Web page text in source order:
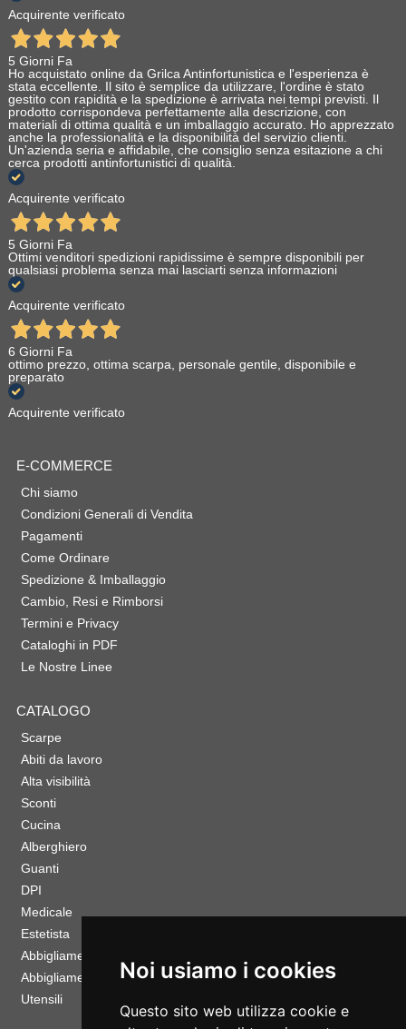
Noi usiamo i cookies
Questo sito web utilizza cookie e
Acquirente verificato
5 Giorni Fa
Ho acquistato online da Grilca Antinfortunistica e l'esperienza è
stata eccellente. Il sito è semplice da utilizzare, l'ordine è stato
gestito con rapidità e la spedizione è arrivata nei tempi previsti. Il
prodotto corrispondeva perfettamente alla descrizione, con
materiali di ottima qualità e un imballaggio accurato. Ho apprezzato
anche la professionalità e la disponibilità del servizio clienti.
Un'azienda seria e affidabile, che consiglio senza esitazione a chi
cerca prodotti antinfortunistici di qualità.
Acquirente verificato
5 Giorni Fa
Ottimi venditori spedizioni rapidissime è sempre disponibili per
qualsiasi problema senza mai lasciarti senza informazioni
Acquirente verificato
6 Giorni Fa
ottimo prezzo, ottima scarpa, personale gentile, disponibile e
preparato
Acquirente verificato
E-COMMERCE
Chi siamo
Condizioni Generali di Vendita
Pagamenti
Come Ordinare
Spedizione & Imballaggio
Cambio, Resi e Rimborsi
Termini e Privacy
Cataloghi in PDF
Le Nostre Linee
CATALOGO
Scarpe
Abiti da lavoro
Alta visibilità
Sconti
Cucina
Alberghiero
Guanti
DPI
Medicale
Estetista
Abbigliamento Sportivo
Abbigliamento Bambino
Utensili